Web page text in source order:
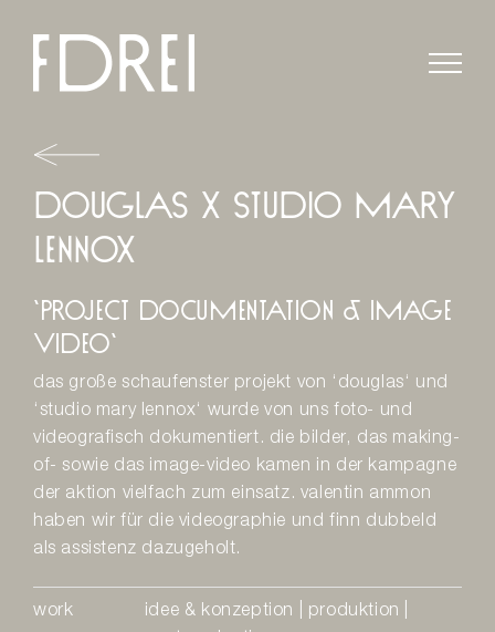
Inhalt
springen
douglas x studio mary
lennox
‘project documentation & image
video‘
das große schaufenster projekt von ‘douglas‘ und
‘studio mary lennox‘ wurde von uns foto- und
videografisch dokumentiert. die bilder, das making-
of- sowie das image-video kamen in der kampagne
der aktion vielfach zum einsatz. valentin ammon
haben wir für die videographie und finn dubbeld
als assistenz dazugeholt.
work
idee & konzeption | produktion |